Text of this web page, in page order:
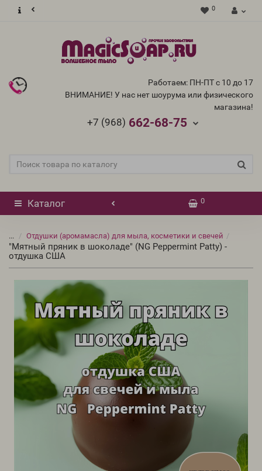
0
Работаем: ПН-ПТ с 10 до 17
ВНИМАНИЕ! У нас нет шоурума или физического
магазина!
+7 (968) 662-68-75
Каталог 0
... Отдушки (аромамасла) для мыла, косметики и свечей
"Мятный пряник в шоколаде" (NG Peppermint Patty) -
отдушка США